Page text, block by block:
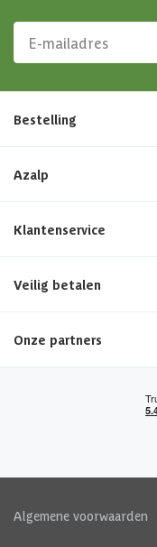
Bestelling
Azalp
Klantenservice
Veilig betalen
Onze partners
Algemene voorwaarden